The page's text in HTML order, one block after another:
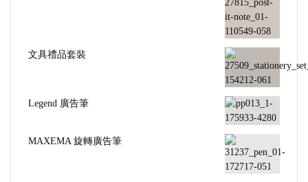
文具禮品套裝
Legend 廣告筆
MAXEMA 旋轉廣告筆